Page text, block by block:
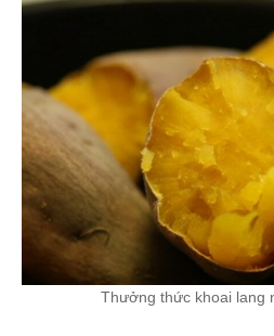
Thưởng thức khoai lang